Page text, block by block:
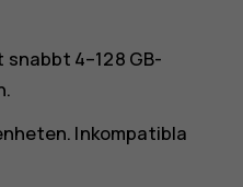
4–128 GB-
Inkompatibla